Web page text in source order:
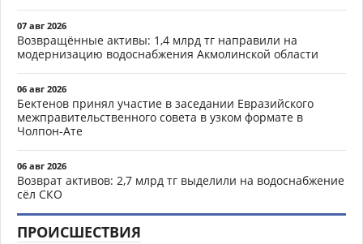
07 авг 2026
Возвращённые активы: 1,4 млрд тг направили на
модернизацию водоснабжения Акмолинской области
06 авг 2026
Бектенов принял участие в заседании Евразийского
межправительственного совета в узком формате в
Чолпон-Ате
06 авг 2026
Возврат активов: 2,7 млрд тг выделили на водоснабжение
сёл СКО
ПРОИСШЕСТВИЯ